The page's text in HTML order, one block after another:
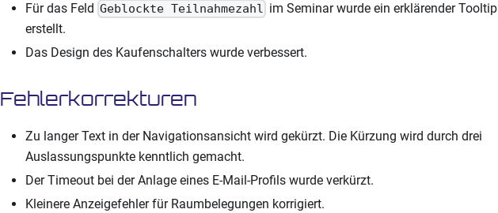
Für das Feld Geblockte Teilnahmezahl im Seminar wurde ein erklärender Tooltip
erstellt.
Das Design des Kaufenschalters wurde verbessert.
Fehlerkorrekturen
Zu langer Text in der Navigationsansicht wird gekürzt. Die Kürzung wird durch drei
Auslassungspunkte kenntlich gemacht.
Der Timeout bei der Anlage eines E-Mail-Profils wurde verkürzt.
Kleinere Anzeigefehler für Raumbelegungen korrigiert.